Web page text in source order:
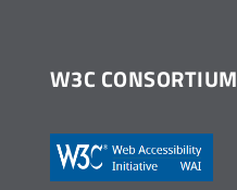
W3C CONSORTIUM